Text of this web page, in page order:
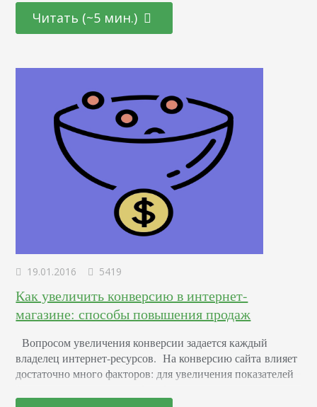
одностраничник, построенный таким образом, чтобы
собрать максимальный трафик и обеспечить наибольшую
одна страница, ибо целевых страниц у сайта, например, у
Читать (~5 мин.)
19.01.2016 5419
Как увеличить конверсию в интернет-
магазине: способы повышения продаж
Вопросом увеличения конверсии задается каждый
владелец интернет-ресурсов. На конверсию сайта влияет
достаточно много факторов: для увеличения показателей